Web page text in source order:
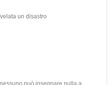
un disastro
può insegnare nulla a